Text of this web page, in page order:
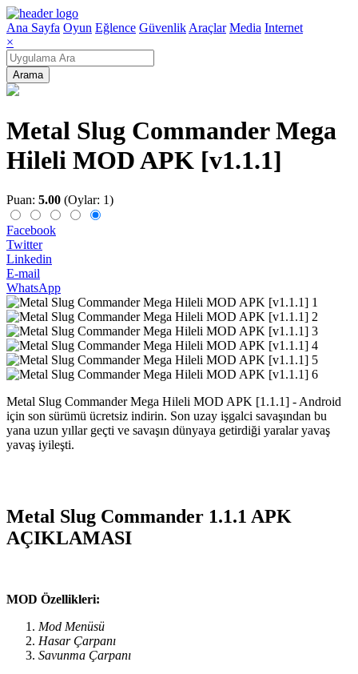
Ana Sayfa Oyun Eğlence Güvenlik Araçlar Media Internet
×
Arama
Metal Slug Commander Mega
Hileli MOD APK [v1.1.1]
Puan: 5.00 (Oylar: 1)
Facebook
Twitter
Linkedin
E-mail
WhatsApp
Metal Slug Commander Mega Hileli MOD APK [1.1.1] - Android
için son sürümü ücretsiz indirin. Son uzay işgalci savaşından bu
yana uzun yıllar geçti ve savaşın dünyaya getirdiği yaralar yavaş
yavaş iyileşti.
Metal Slug Commander 1.1.1 APK
AÇIKLAMASI
MOD Özellikleri:
Mod Menüsü
Hasar Çarpanı
Savunma Çarpanı